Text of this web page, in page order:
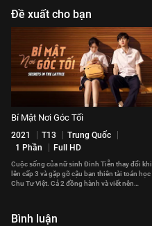
Đề xuất cho bạn
Bí Mật Nơi Góc Tối
2021 T13
Trung Quốc
1 Phần
Full HD
Cuộc sống của nữ sinh Đinh Tiễn thay đổi khi
lên cấp 3 và gặp gỡ cậu bạn thiên tài toán học
Chu Tư Việt. Cả 2 đồng hành và viết nên
Bình luận